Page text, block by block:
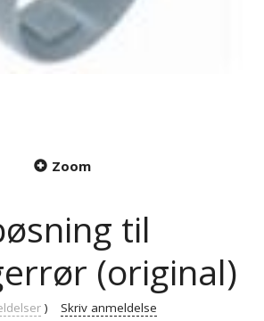
Zoom
til
(original)
Skriv anmeldelse